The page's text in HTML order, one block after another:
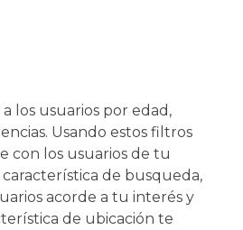
los usuarios por edad,
Usando estos filtros
con los usuarios de tu
característica de busqueda,
acorde a tu interés y
de ubicación te